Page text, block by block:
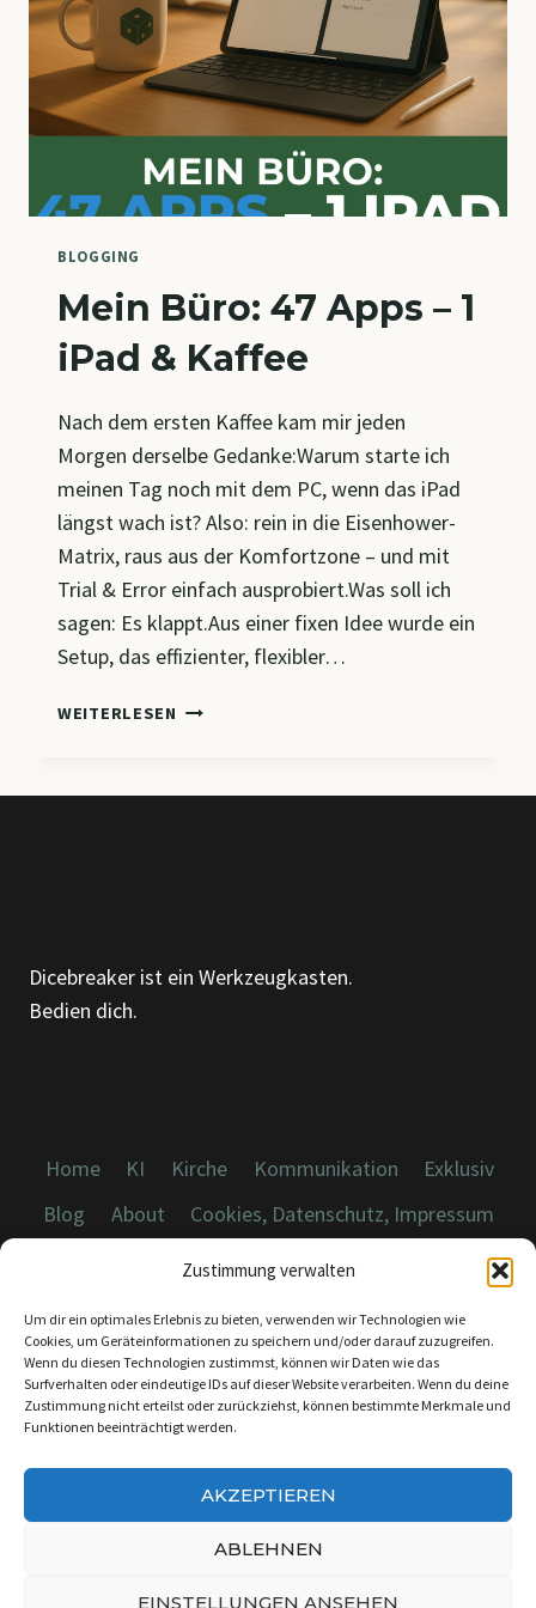
Zustimmung verwalten
Um dir ein optimales Erlebnis zu bieten, verwenden wir Technologien wie
Cookies, um Geräteinformationen zu speichern und/oder darauf zuzugreifen.
Wenn du diesen Technologien zustimmst, können wir Daten wie das
Surfverhalten oder eindeutige IDs auf dieser Website verarbeiten. Wenn du deine
Zustimmung nicht erteilst oder zurückziehst, können bestimmte Merkmale und
Funktionen beeinträchtigt werden.
AKZEPTIEREN
ABLEHNEN
EINSTELLUNGEN ANSEHEN
BLOGGING
Mein Büro: 47 Apps – 1
iPad & Kaffee
Nach dem ersten Kaffee kam mir jeden
Morgen derselbe Gedanke:Warum starte ich
meinen Tag noch mit dem PC, wenn das iPad
längst wach ist? Also: rein in die Eisenhower-
Matrix, raus aus der Komfortzone – und mit
Trial & Error einfach ausprobiert.Was soll ich
sagen: Es klappt.Aus einer fixen Idee wurde ein
Setup, das effizienter, flexibler…
WEITERLESEN MEIN
Dicebreaker ist ein Werkzeugkasten.
Bedien dich.
Home KI Kirche Kommunikation
Exklusiv
Blog
About Cookies, Datenschutz, Impressum
© 2026 Dicebreaker.de - Alle Rechte vorbehalten
INFO@DICEBREAKER.DE